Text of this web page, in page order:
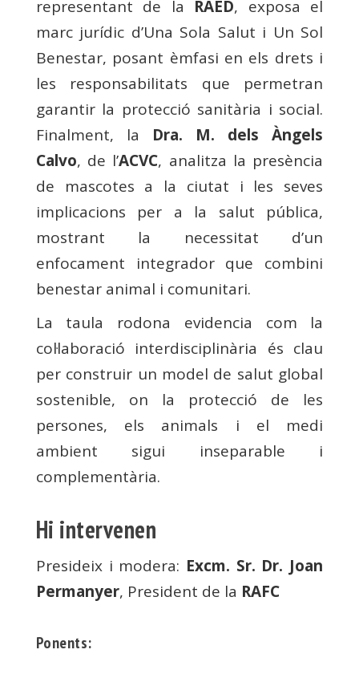
representant de la RAED, exposa el
marc jurídic d’Una Sola Salut i Un Sol
Benestar, posant èmfasi en els drets i
les responsabilitats que permetran
garantir la protecció sanitària i social.
Finalment, la Dra. M. dels Àngels
Calvo, de l’ACVC, analitza la presència
de mascotes a la ciutat i les seves
implicacions per a la salut pública,
mostrant la necessitat d’un
enfocament integrador que combini
benestar animal i comunitari.
La taula rodona evidencia com la
col·laboració interdisciplinària és clau
per construir un model de salut global
sostenible, on la protecció de les
persones, els animals i el medi
ambient sigui inseparable i
complementària.
Hi intervenen
Presideix i modera: Excm. Sr. Dr. Joan
Permanyer, President de la RAFC
Ponents: